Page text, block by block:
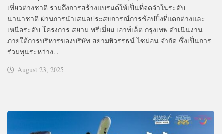
เที่ยวต่างชาติ รวมถึงการสร้างแบรนด์ให้เป็นที่จดจำในระดับ
นานาชาติ ผ่านการนำเสนอประสบการณ์การช้อปปิ้งที่แตกต่างและ
เหนือระดับ โครงการ สยาม พรีเมี่ยม เอาท์เล็ต กรุงเทพ ดำเนินงาน
ภายใต้การบริหารของบริษัท สยามพิวรรธน์ ไซม่อน จำกัด ซึ่งเป็นการ
ร่วมทุนระหว่าง...
August 23, 2025